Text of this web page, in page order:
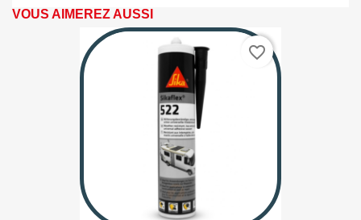
VOUS AIMEREZ AUSSI
favorite_border